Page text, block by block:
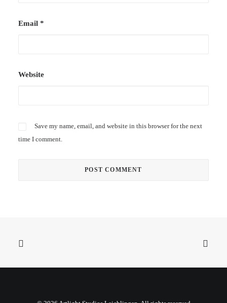
Email *
Website
Save my name, email, and website in this browser for the next
time I comment.